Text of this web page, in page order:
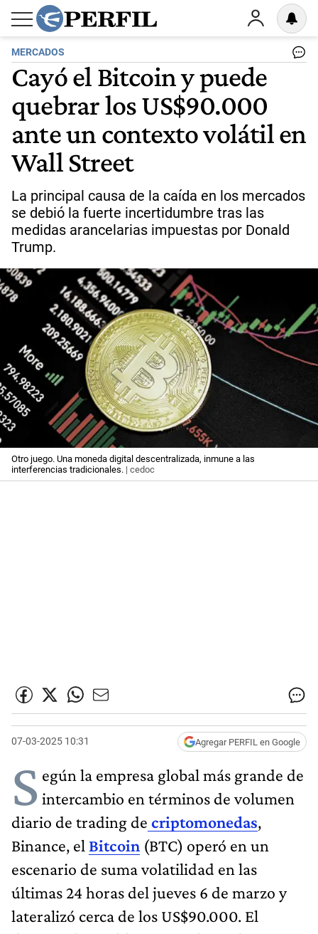
MERCADOS
Cayó el Bitcoin y puede
quebrar los US$90.000
ante un contexto volátil en
Wall Street
La principal causa de la caída en los mercados
se debió la fuerte incertidumbre tras las
medidas arancelarias impuestas por Donald
Trump.
Otro juego. Una moneda digital descentralizada, inmune a las
interferencias tradicionales. | cedoc
07-03-2025 10:31 Agregar PERFIL en Google
S egún la empresa global más grande de
intercambio en términos de volumen
diario de trading de criptomonedas,
Binance, el Bitcoin (BTC) operó en un
escenario de suma volatilidad en las
últimas 24 horas del jueves 6 de marzo y
lateralizó cerca de los US$90.000. El